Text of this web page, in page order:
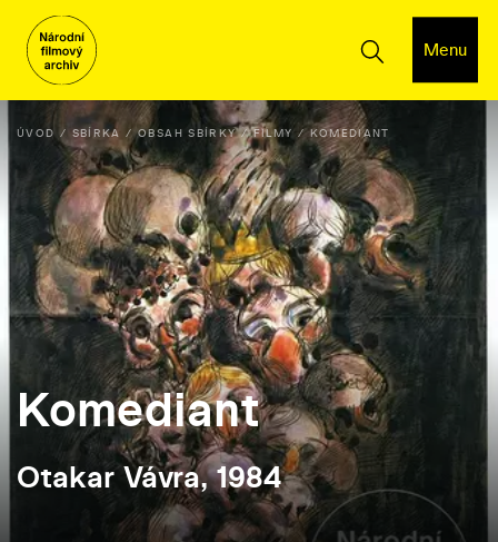
Menu
ÚVOD SBÍRKA OBSAH SBÍRKY FILMY KOMEDIANT
Komediant
Otakar Vávra, 1984